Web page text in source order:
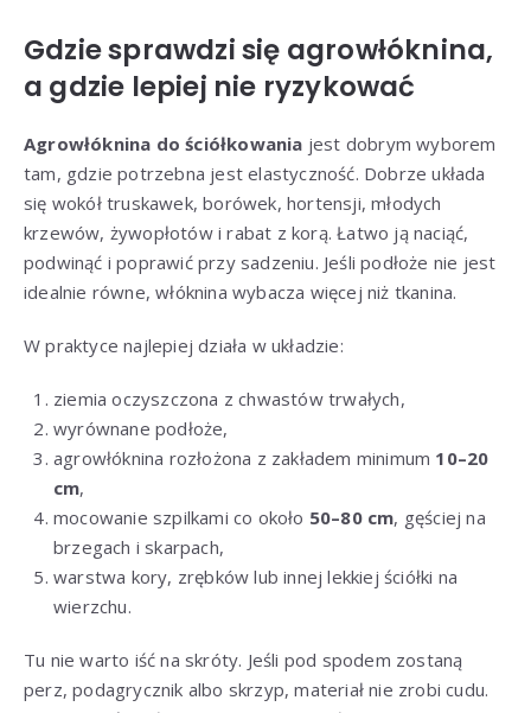
Gdzie sprawdzi się agrowłóknina,
a gdzie lepiej nie ryzykować
Agrowłóknina do ściółkowania jest dobrym wyborem
tam, gdzie potrzebna jest elastyczność. Dobrze układa
się wokół truskawek, borówek, hortensji, młodych
krzewów, żywopłotów i rabat z korą. Łatwo ją naciąć,
podwinąć i poprawić przy sadzeniu. Jeśli podłoże nie jest
idealnie równe, włóknina wybacza więcej niż tkanina.
W praktyce najlepiej działa w układzie:
ziemia oczyszczona z chwastów trwałych,
wyrównane podłoże,
agrowłóknina rozłożona z zakładem minimum 10–20
cm,
mocowanie szpilkami co około 50–80 cm, gęściej na
brzegach i skarpach,
warstwa kory, zrębków lub innej lekkiej ściółki na
wierzchu.
Tu nie warto iść na skróty. Jeśli pod spodem zostaną
perz, podagrycznik albo skrzyp, materiał nie zrobi cudu.